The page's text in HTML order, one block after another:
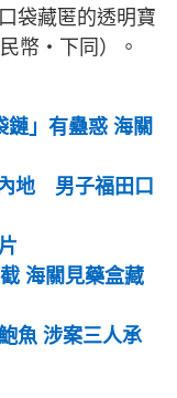
袋藏匿的透明寶
幣‧下同）。
鏈」有蠱惑 海關
地 男子福田口
海關見藥盒藏
魚 涉案三人承